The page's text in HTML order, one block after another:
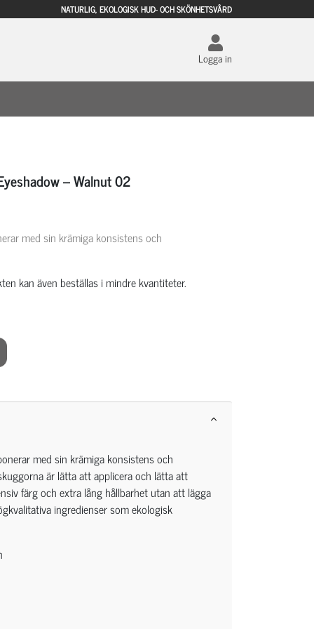
NATURLIG, EKOLOGISK HUD- OCH SKÖNHETSVÅRD
Logga in
– Walnut 02
med sin krämiga konsistens och
kan även beställas i mindre kvantiteter.
med sin krämiga konsistens och
är lätta att applicera och lätta att
färg och extra lång hållbarhet utan att lägga
ingredienser som ekologisk